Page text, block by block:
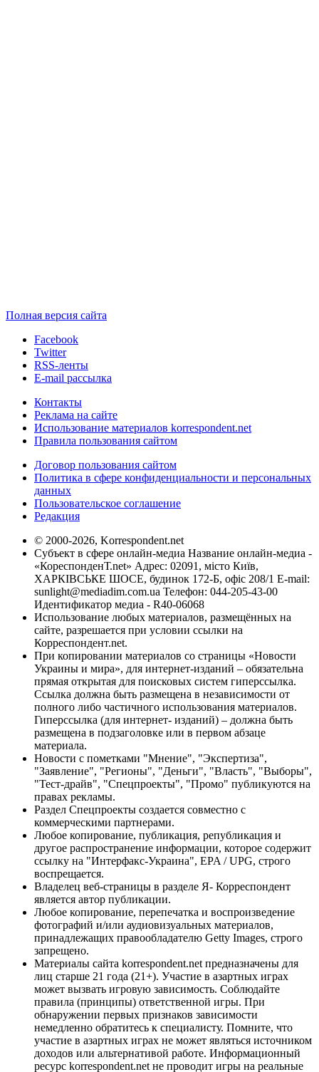
Полная версия сайта
Facebook
Twitter
RSS-ленты
E-mail рассылка
Контакты
Реклама на сайте
Использование материалов korrespondent.net
Правила пользования сайтом
Договор пользования сайтом
Политика в сфере конфиденциальности и персональных
данных
Пользовательское соглашение
Редакция
© 2000-2026, Korrespondent.net
Субъект в сфере онлайн-медиа Название онлайн-медиа -
«КореспонденТ.net» Адрес: 02091, місто Київ,
ХАРКІВСЬКЕ ШОСЕ, будинок 172-Б, офіс 208/1 E-mail:
sunlight@mediadim.com.ua Телефон: 044-205-43-00
Идентификатор медиа - R40-06068
Использование любых материалов, размещённых на
сайте, разрешается при условии ссылки на
Корреспондент.net.
При копировании материалов со страницы «Новости
Украины и мира», для интернет-изданий – обязательна
прямая открытая для поисковых систем гиперссылка.
Ссылка должна быть размещена в независимости от
полного либо частичного использования материалов.
Гиперссылка (для интернет- изданий) – должна быть
размещена в подзаголовке или в первом абзаце
материала.
Новости с пометками "Мнение", "Экспертиза",
"Заявление", "Регионы", "Деньги", "Власть", "Выборы",
"Тест-драйв", "Спецпроекты", "Промо" публикуются на
правах рекламы.
Раздел Спецпроекты создается совместно с
коммерческими партнерами.
Любое копирование, публикация, републикация и
другое распространение информации, которое содержит
ссылку на "Интерфакс-Украина", EPA / UPG, строго
воспрещается.
Владелец веб-страницы в разделе Я- Корреспондент
является автор публикации.
Любое копирование, перепечатка и воспроизведение
фотографий и/или аудиовизуальных материалов,
принадлежащих правообладателю Getty Images, строго
запрещено.
Материалы сайта korrespondent.net предназначены для
лиц старше 21 года (21+). Участие в азартных играх
может вызвать игровую зависимость. Соблюдайте
правила (принципы) ответственной игры. При
обнаружении первых признаков зависимости
немедленно обратитесь к специалисту. Помните, что
участие в азартных играх не может являться источником
доходов или альтернативой работе. Информационный
ресурс korrespondent.net не проводит игры на реальные